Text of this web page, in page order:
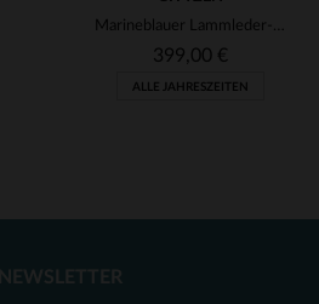
VERFÜGBARE GRÖSSEN
Marineblauer Lammleder-Blouson mit Motorradkragen für Damen.
399,00 €
ALLE JAHRESZEITEN
NEWSLETTER